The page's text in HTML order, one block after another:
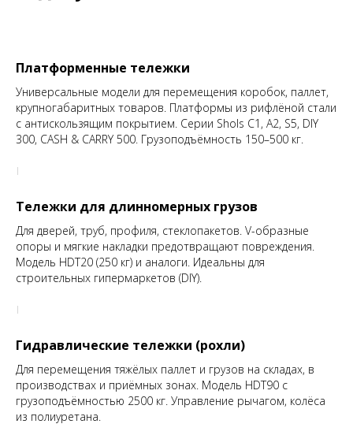
Платформенные тележки
Универсальные модели для перемещения коробок, паллет,
крупногабаритных товаров. Платформы из рифлёной стали
с антискользящим покрытием. Серии Shols C1, A2, S5, DIY
300, CASH & CARRY 500. Грузоподъёмность 150–500 кг.
Тележки для длинномерных грузов
Для дверей, труб, профиля, стеклопакетов. V-образные
опоры и мягкие накладки предотвращают повреждения.
Модель HDT20 (250 кг) и аналоги. Идеальны для
строительных гипермаркетов (DIY).
Гидравлические тележки (рохли)
Для перемещения тяжёлых паллет и грузов на складах, в
производствах и приёмных зонах. Модель HDT90 с
грузоподъёмностью 2500 кг. Управление рычагом, колёса
из полиуретана.